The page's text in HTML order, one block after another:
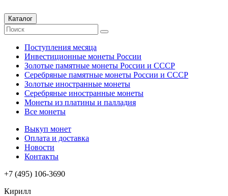
Каталог
Поступления месяца
Инвестиционные монеты России
Золотые памятные монеты России и СССР
Серебряные памятные монеты России и СССР
Золотые иностранные монеты
Серебряные иностранные монеты
Монеты из платины и палладия
Все монеты
Выкуп монет
Оплата и доставка
Новости
Контакты
+7 (495) 106-3690
Кирилл